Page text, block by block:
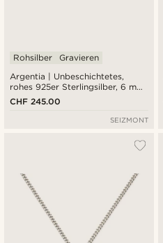
Argentia | Unbeschichtetes,
rohes 925er Sterlingsilber, 6 mm,
Panzerkette, Armband
Rohsilber Gravieren
CHF 245.00
SEIZMONT